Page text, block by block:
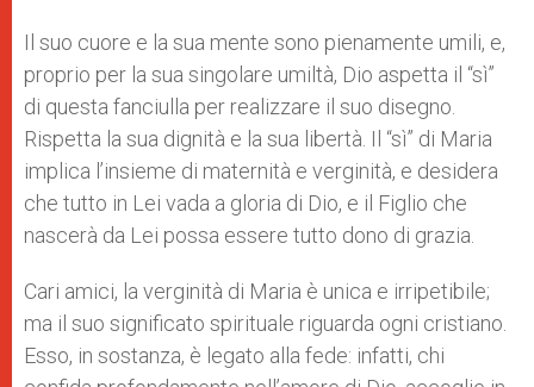
Il suo cuore e la sua mente sono pienamente umili, e,
proprio per la sua singolare umiltà, Dio aspetta il “sì”
di questa fanciulla per realizzare il suo disegno.
Rispetta la sua dignità e la sua libertà. Il “sì” di Maria
implica l’insieme di maternità e verginità, e desidera
che tutto in Lei vada a gloria di Dio, e il Figlio che
nascerà da Lei possa essere tutto dono di grazia.
Cari amici, la verginità di Maria è unica e irripetibile;
ma il suo significato spirituale riguarda ogni cristiano.
Esso, in sostanza, è legato alla fede: infatti, chi